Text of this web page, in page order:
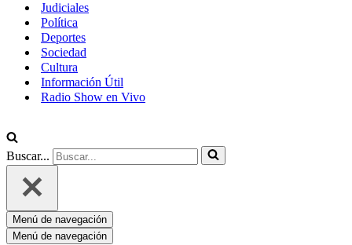
Judiciales
Política
Deportes
Sociedad
Cultura
Información Útil
Radio Show en Vivo
Buscar...
Menú de navegación
Menú de navegación